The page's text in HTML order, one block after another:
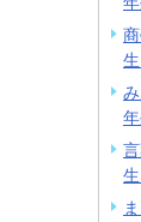
生
年
生